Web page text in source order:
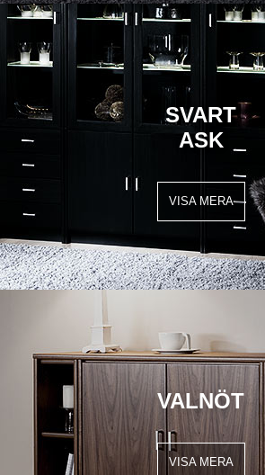
SVART
ASK
VISA MERA
VALNÖT
VISA MERA